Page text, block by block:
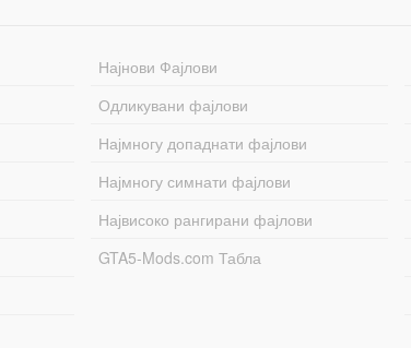
Најнови Фајлови
Одликувани фајлови
Најмногу допаднати фајлови
Најмногу симнати фајлови
Највисоко рангирани фајлови
GTA5-Mods.com Табла